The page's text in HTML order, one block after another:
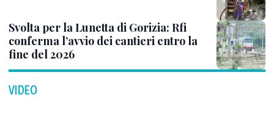
Svolta per la Lunetta di Gorizia: Rfi
conferma l’avvio dei cantieri entro la
fine del 2026
VIDEO